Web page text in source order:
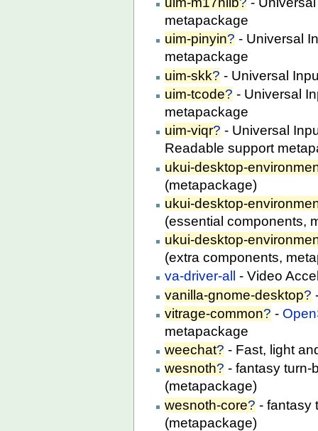
metapackage
uim-pinyin? - Universal
metapackage
uim-skk? - Universal
uim-tcode? - Universal
metapackage
uim-viqr? - Universal
Readable support
ukui-desktop-
(metapackage)
ukui-desktop-
(essential components,
ukui-desktop-
(extra components,
va-driver-all
- Video
vanilla-gnome-desktop?
vitrage-common? -
metapackage
weechat? - Fast, light
wesnoth? - fantasy turn-
(metapackage)
wesnoth-core? - fantasy
(metapackage)